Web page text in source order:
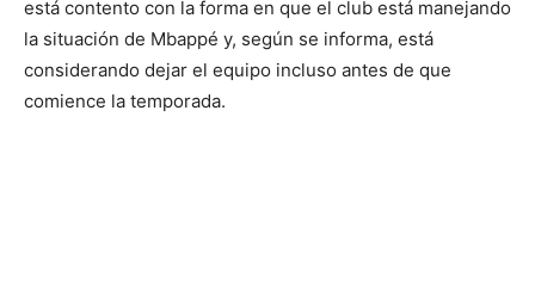
está contento con la forma en que el club está manejando
la situación de Mbappé y, según se informa, está
considerando dejar el equipo incluso antes de que
comience la temporada.